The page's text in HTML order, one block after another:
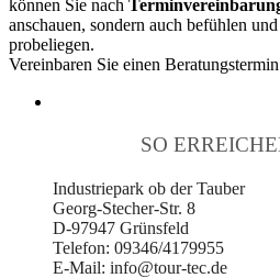
können Sie nach
anschauen, sondern auch befühlen
probeliegen.
Vereinbaren Sie einen
SO
Industriepark ob der Tauber
Georg-Stecher-Str. 8
D-97947 Grünsfeld
Telefon: 09346/4179955
E-Mail: info@tour-tec.de